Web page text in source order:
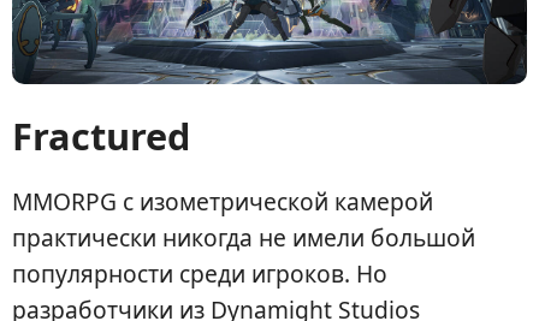
Fractured
MMORPG с изометрической камерой
практически никогда не имели большой
популярности среди игроков. Но
разработчики из Dynamight Studios